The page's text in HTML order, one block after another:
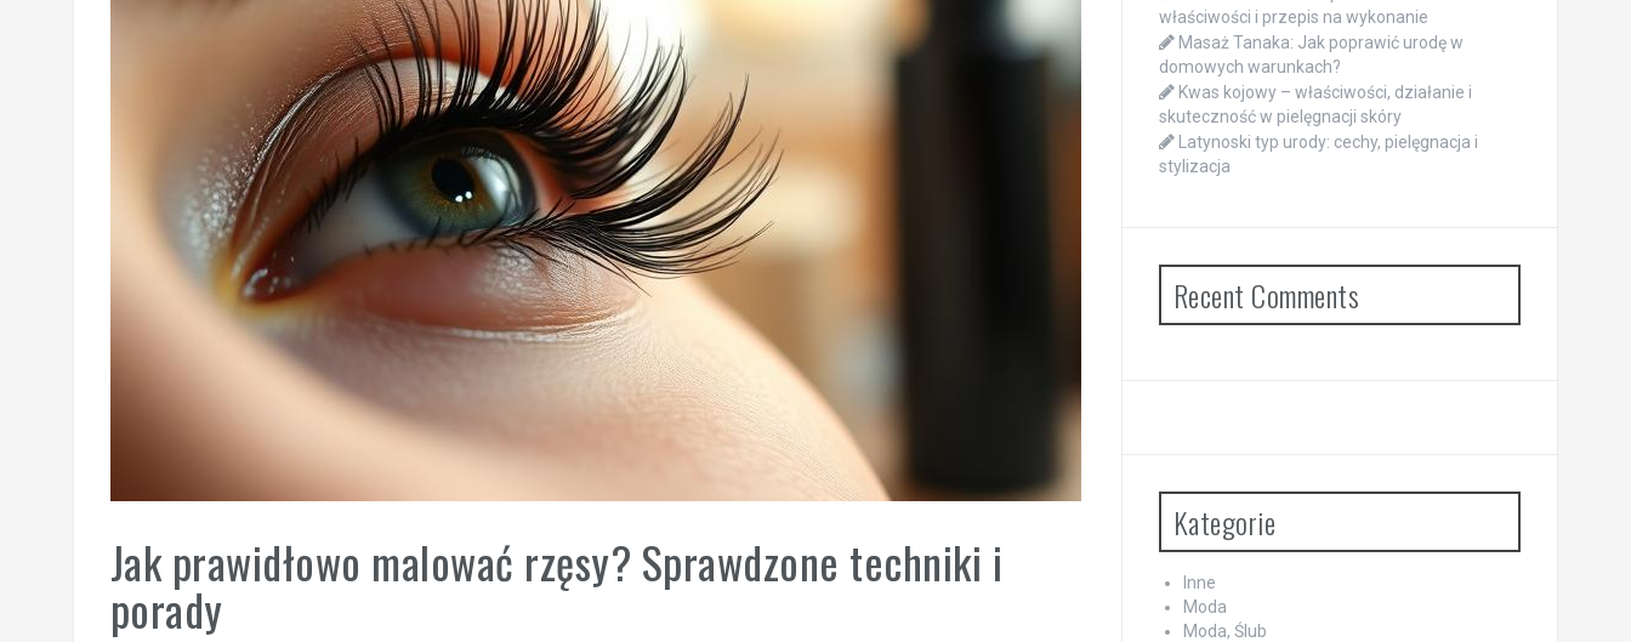
Jak prawidłowo malować rzęsy? Sprawdzone techniki i
porady
właściwości i przepis na wykonanie
Masaż Tanaka: Jak poprawić urodę w
domowych warunkach?
Kwas kojowy – właściwości, działanie i
skuteczność w pielęgnacji skóry
Latynoski typ urody: cechy, pielęgnacja i
stylizacja
Recent Comments
Kategorie
Inne
Moda
Moda, Ślub